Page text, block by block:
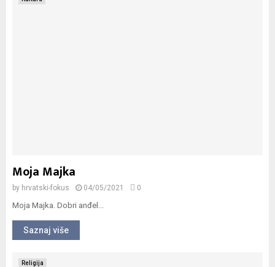
Moja Majka
by hrvatski-fokus 04/05/2021 0
Moja Majka. Dobri anđel...
Saznaj više
Religija